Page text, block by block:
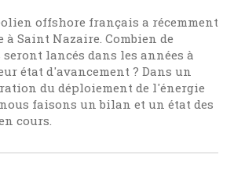
offshore français a récemment
à Saint Nazaire. Combien de
lancés dans les années à
état d'avancement ? Dans un
du déploiement de l'énergie
faisons un bilan et un état des
cours.